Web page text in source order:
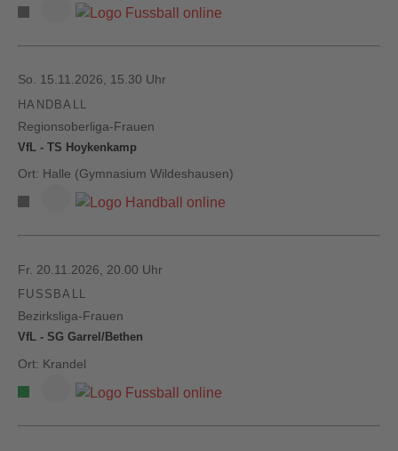
So. 15.11.2026, 15.30 Uhr
HANDBALL
Regionsoberliga-Frauen
VfL - TS Hoykenkamp
Ort: Halle (Gymnasium Wildeshausen)
Fr. 20.11.2026, 20.00 Uhr
FUSSBALL
Bezirksliga-Frauen
VfL - SG Garrel/Bethen
Ort: Krandel